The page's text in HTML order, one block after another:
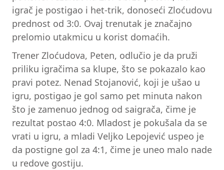
igrač je postigao i het-trik, donoseći Zloćudovu
prednost od 3:0. Ovaj trenutak je značajno
prelomio utakmicu u korist domaćih.
Trener Zloćudova, Peten, odlučio je da pruži
priliku igračima sa klupe, što se pokazalo kao
pravi potez. Nenad Stojanović, koji je ušao u
igru, postigao je gol samo pet minuta nakon
što je zamenuo jednog od saigrača, čime je
rezultat postao 4:0. Mladost je pokušala da se
vrati u igru, a mladi Veljko Lepojević uspeo je
da postigne gol za 4:1, čime je uneo malo nade
u redove gostiju.